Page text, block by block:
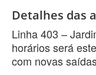
Detalhes das
Linha 403 –
horários será
com novas